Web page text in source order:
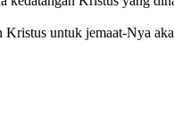
Kristus untuk jemaat-Nya